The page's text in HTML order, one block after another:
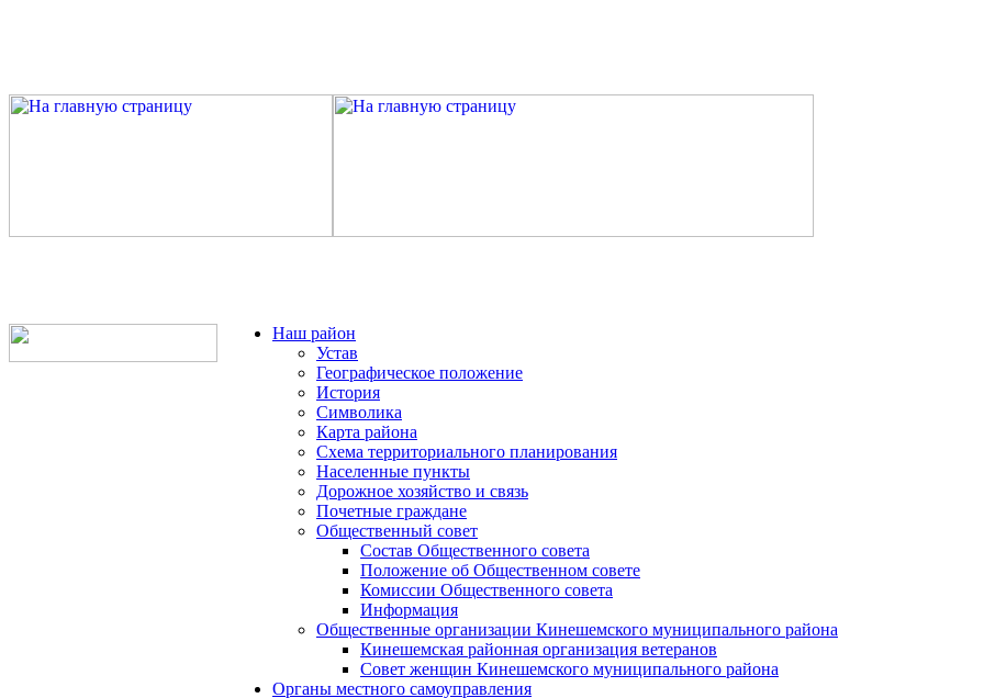
Наш район
Устав
Географическое положение
История
Символика
Карта района
Схема территориального планирования
Населенные пункты
Дорожное хозяйство и связь
Почетные граждане
Общественный совет
Состав Общественного совета
Положение об Общественном совете
Комиссии Общественного совета
Информация
Общественные организации Кинешемского муниципального района
Кинешемская районная организация ветеранов
Совет женщин Кинешемского муниципального района
Органы местного самоуправления